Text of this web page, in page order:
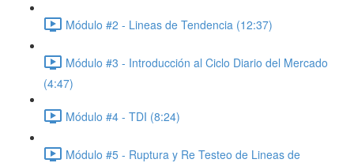
Módulo #2 - Lineas de Tendencia (12:37)
Módulo #3 - Introducción al Ciclo Diario del Mercado
(4:47)
Módulo #4 - TDI (8:24)
Módulo #5 - Ruptura y Re Testeo de Lineas de